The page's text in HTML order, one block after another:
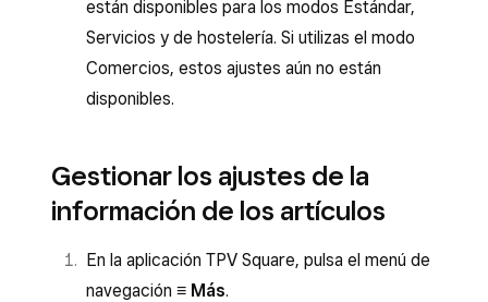
están disponibles para los modos Estándar,
Servicios y de hostelería. Si utilizas el modo
Comercios, estos ajustes aún no están
disponibles.
Gestionar los ajustes de la
información de los artículos
En la aplicación TPV Square, pulsa el menú de
navegación ≡ Más.